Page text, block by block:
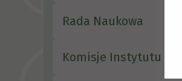
Rada Naukowa
Komisje Instytutu